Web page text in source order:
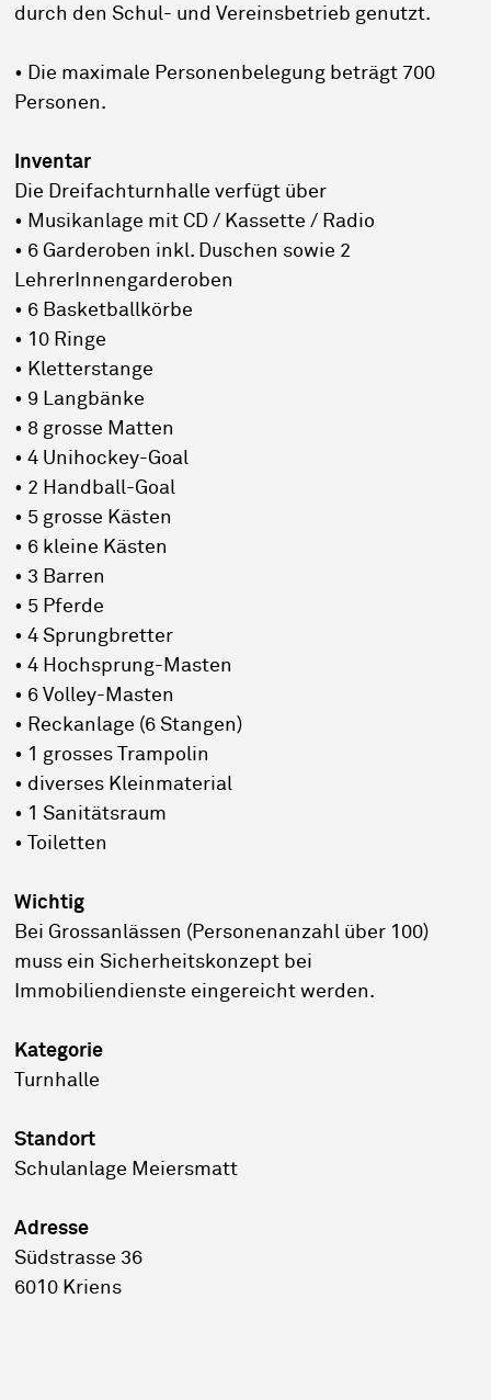
durch den Schul- und Vereinsbetrieb genutzt.
• Die maximale Personenbelegung beträgt 700
Personen.
Inventar
Die Dreifachturnhalle verfügt über
• Musikanlage mit CD / Kassette / Radio
• 6 Garderoben inkl. Duschen sowie 2
LehrerInnengarderoben
• 6 Basketballkörbe
• 10 Ringe
• Kletterstange
• 9 Langbänke
• 8 grosse Matten
• 4 Unihockey-Goal
• 2 Handball-Goal
• 5 grosse Kästen
• 6 kleine Kästen
• 3 Barren
• 5 Pferde
• 4 Sprungbretter
• 4 Hochsprung-Masten
• 6 Volley-Masten
• Reckanlage (6 Stangen)
• 1 grosses Trampolin
• diverses Kleinmaterial
• 1 Sanitätsraum
• Toiletten
Wichtig
Bei Grossanlässen (Personenanzahl über 100)
muss ein Sicherheitskonzept bei
Immobiliendienste eingereicht werden.
Kategorie
Turnhalle
Standort
Schulanlage Meiersmatt
Adresse
Südstrasse 36
6010 Kriens